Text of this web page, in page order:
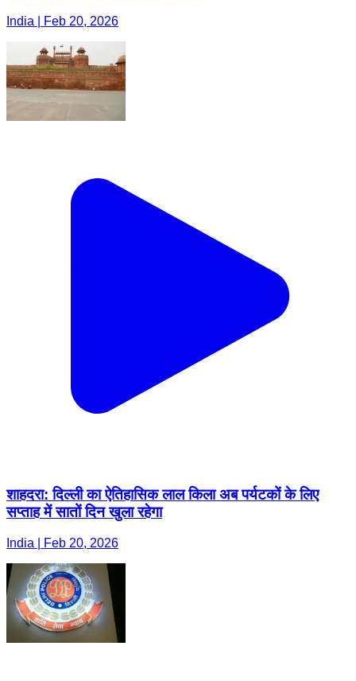
India | Feb 20, 2026
शाहदरा: दिल्ली का ऐतिहासिक लाल किला अब पर्यटकों के लिए
सप्ताह में सातों दिन खुला रहेगा
India | Feb 20, 2026